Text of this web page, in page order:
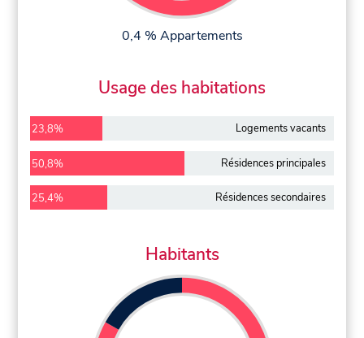
0,4 % Appartements
Usage des habitations
23,8% Logements vacants
50,8% Résidences principales
25,4% Résidences secondaires
Habitants